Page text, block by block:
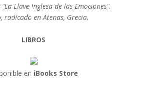
Llave Inglesa de las Emociones".
radicado en Atenas, Grecia.
LIBROS
en iBooks Store